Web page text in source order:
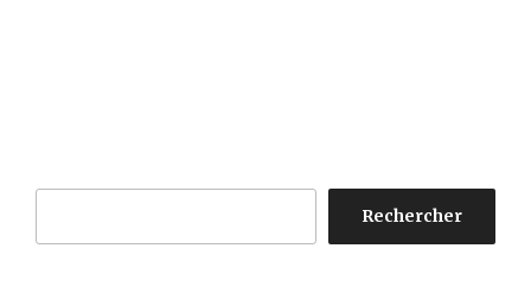
Rechercher